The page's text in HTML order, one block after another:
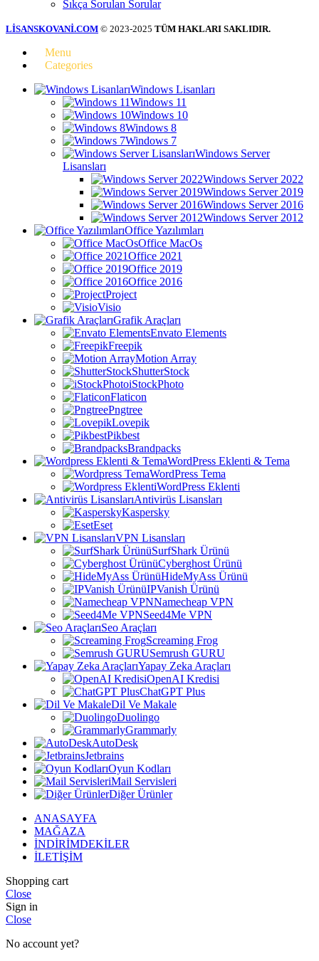
Sıkça Sorulan Sorular
LİSANSKOVANİ.COM © 2023-2025 TÜM HAKLARI SAKLIDIR.
Menu
Categories
Windows Lisanları
Windows 11
Windows 10
Windows 8
Windows 7
Windows Server
Lisansları
Windows Server 2022
Windows Server 2019
Windows Server 2016
Windows Server 2012
Office Yazılımları
Office MacOs
Office 2021
Office 2019
Office 2016
Project
Visio
Grafik Araçları
Envato Elements
Freepik
Motion Array
ShutterStock
iStockPhoto
Flaticon
Pngtree
Lovepik
Pikbest
Brandpacks
WordPress Eklenti & Tema
WordPress Tema
WordPress Eklenti
Antivirüs Lisansları
Kaspersky
Eset
VPN Lisansları
SurfShark Ürünü
Cyberghost Ürünü
HideMyAss Ürünü
IPVanish Ürünü
Namecheap VPN
Seed4Me VPN
Seo Araçları
Screaming Frog
Semrush GURU
Yapay Zeka Araçları
OpenAI Kredisi
ChatGPT Plus
Dil Ve Makale
Duolingo
Grammarly
AutoDesk
Jetbrains
Oyun Kodları
Mail Servisleri
Diğer Ürünler
ANASAYFA
MAĞAZA
İNDİRİMDEKİLER
İLETİŞİM
Shopping cart
Close
Sign in
Close
No account yet?